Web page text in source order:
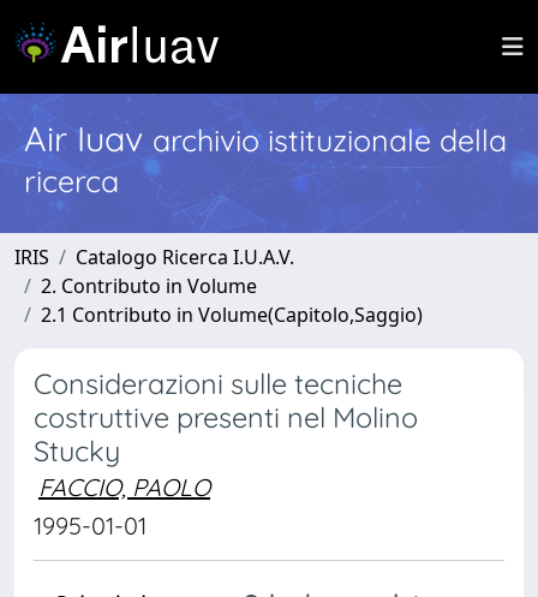
Air Iuav archivio istituzionale della
ricerca
IRIS
Catalogo Ricerca I.U.A.V.
2. Contributo in Volume
2.1 Contributo in Volume(Capitolo,Saggio)
Considerazioni sulle tecniche
costruttive presenti nel Molino
Stucky
FACCIO, PAOLO
1995-01-01